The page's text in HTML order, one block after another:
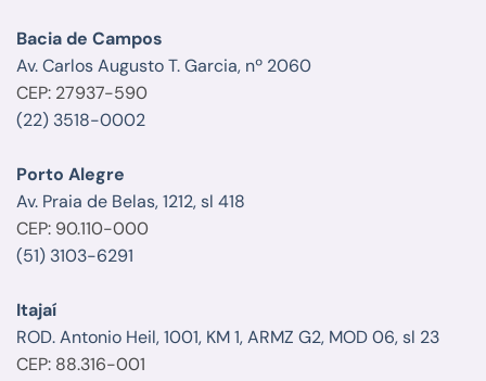
Bacia de Campos
Av. Carlos Augusto T. Garcia, nº 2060
CEP: 27937-590
(22) 3518-0002
Porto Alegre
Av. Praia de Belas, 1212, sl 418
CEP: 90.110-000
(51) 3103-6291
Itajaí
ROD. Antonio Heil, 1001, KM 1, ARMZ G2, MOD 06, sl 23
CEP: 88.316-001